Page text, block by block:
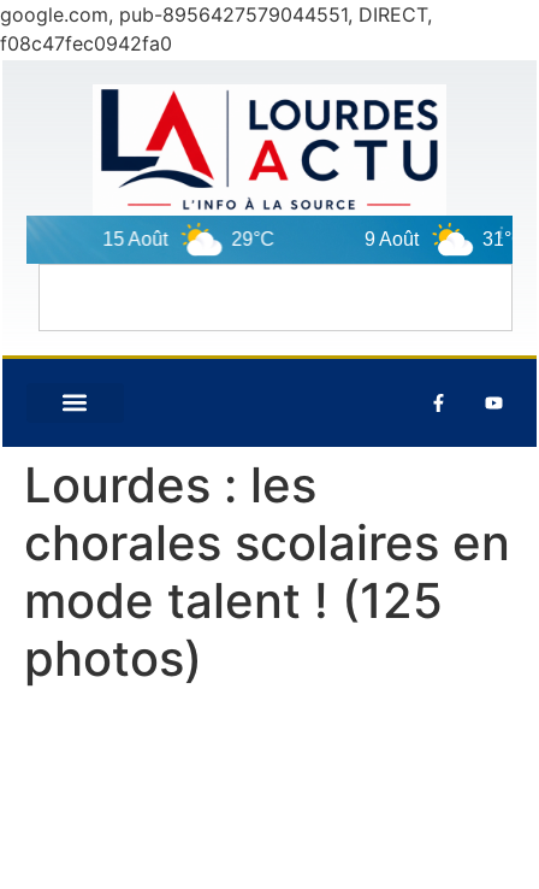
google.com, pub-8956427579044551, DIRECT,
f08c47fec0942fa0
29°C 31°C
Lourdes : les
chorales scolaires en
mode talent ! (125
photos)